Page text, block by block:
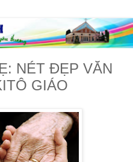
NÉT ĐẸP VĂN
GIÁO